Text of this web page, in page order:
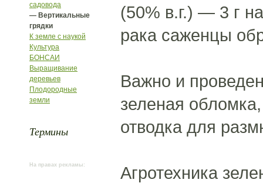
садовода
— Вертикальные
грядки
К земле с наукой
Культура
БОНСАИ
Выращивание
деревьев
Плодородные
земли
Термины
На правах рекламы:
(50% в.г.) — 3 г
рака саженцы
Важно и
зеленая
отводка для
Агротехника